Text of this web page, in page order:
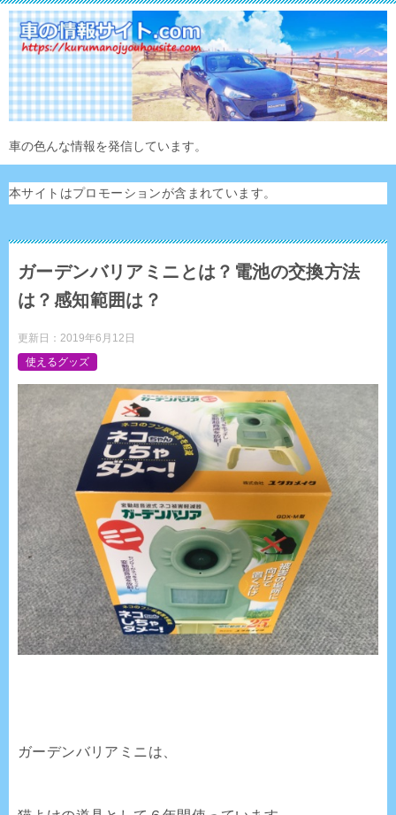
車の色んな情報を発信しています。
本サイトはプロモーションが含まれています。
ガーデンバリアミニとは？電池の交換方法
は？感知範囲は？
更新日： 2019年6月12日
使えるグッズ
ガーデンバリアミニは、